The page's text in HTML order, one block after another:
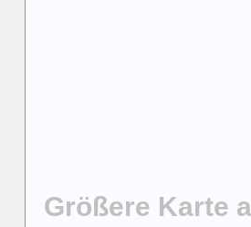
Größere Karte